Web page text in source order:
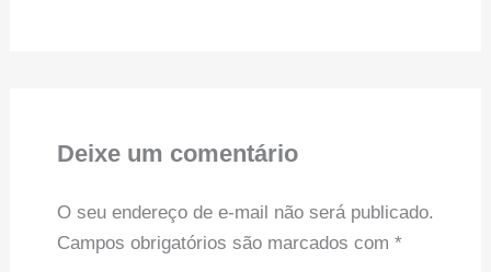
Deixe um comentário
O seu endereço de e-mail não será publicado.
Campos obrigatórios são marcados com *